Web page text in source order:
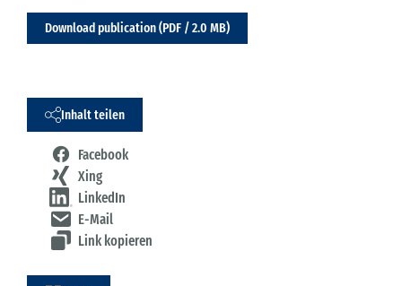
Download publication (PDF / 2.0 MB)
Inhalt teilen
Facebook
Xing
LinkedIn
E-Mail
Link kopieren